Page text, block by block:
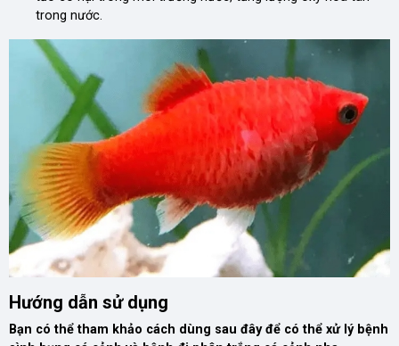
trong nước.
Hướng dẫn sử dụng
Bạn có thể tham khảo cách dùng sau đây để có thể xử lý bệnh